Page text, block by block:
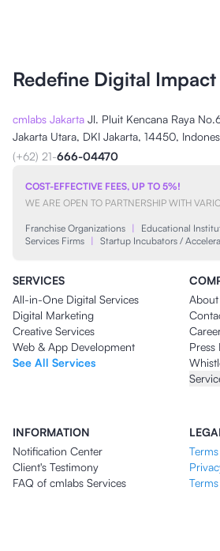
Redefine Digital Impact
cmlabs Jakarta Jl. Pluit Kencana Raya
Jakarta Utara, DKI Jakarta, 14450,
(+62) 21-666-04470
COST-EFFECTIVE FEES, UP TO 5%!
WE ARE OPEN TO PARTNERSHIP WITH
Franchise Organizations | Educational
Services Firms | Startup Incubators /
SERVICES
All-in-One Digital Services
Digital Marketing
Creative Services
Web & App Development
See All Services
Press
INFORMATION
Notification Center
Client's Testimony
FAQ of cmlabs Services